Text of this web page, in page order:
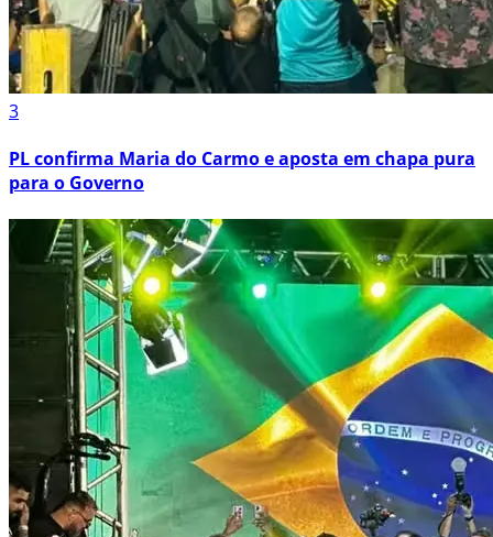
3
PL confirma Maria do Carmo e aposta em chapa pura
para o Governo